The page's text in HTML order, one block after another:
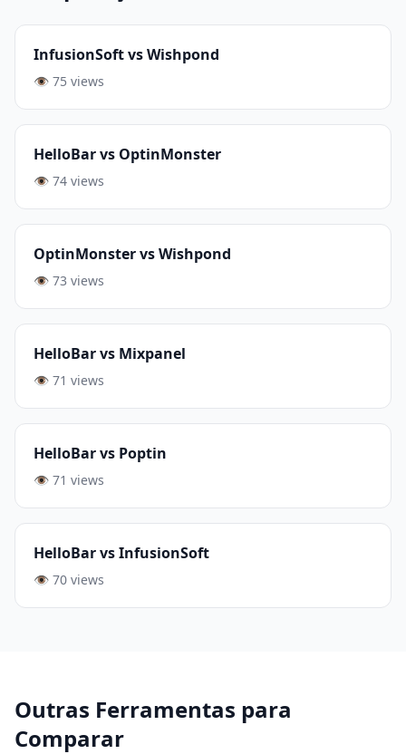
InfusionSoft vs Wishpond
👁️ 75 views
HelloBar vs OptinMonster
👁️ 74 views
OptinMonster vs Wishpond
👁️ 73 views
HelloBar vs Mixpanel
👁️ 71 views
HelloBar vs Poptin
👁️ 71 views
HelloBar vs InfusionSoft
👁️ 70 views
Outras Ferramentas para
Comparar